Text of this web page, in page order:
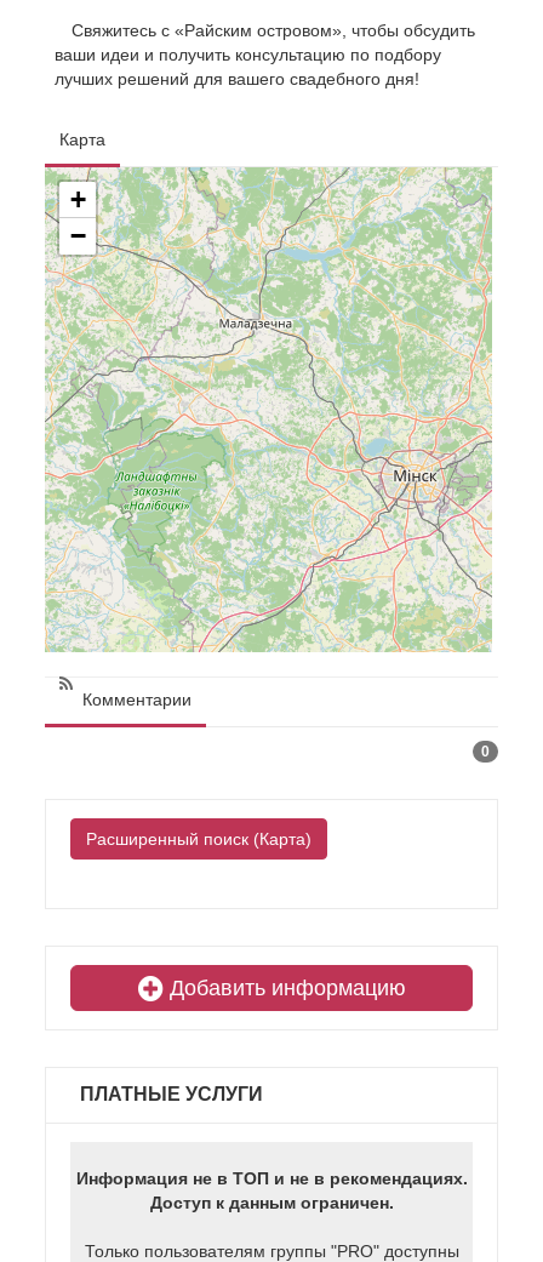
Свяжитесь с «Райским островом», чтобы обсудить
ваши идеи и получить консультацию по подбору
лучших решений для вашего свадебного дня!
Карта
+
−
Комментарии
0
Расширенный поиск (Карта)
Добавить информацию
ПЛАТНЫЕ УСЛУГИ
Информация не в ТОП и не в рекомендациях.
Доступ к данным ограничен.
Только пользователям группы "PRO" доступны